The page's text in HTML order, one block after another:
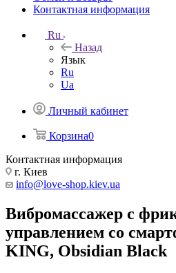
Контактная информация
Ru
Назад
Язык
Ru
Ua
Личный кабинет
Корзина0
Контактная информация
г. Киев
info@love-shop.kiev.ua
Вибромассажер с
управлением со
KING, Obsidian Black